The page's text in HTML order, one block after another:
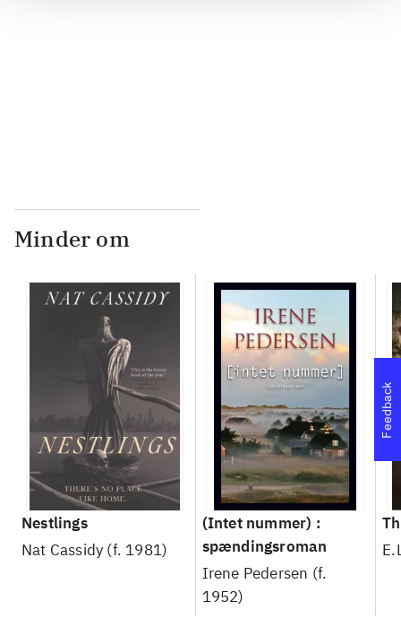
Minder om
Nestlings
Nat Cassidy (f. 1981)
(Intet nummer) :
spændingsroman
Irene Pedersen (f.
1952)
Feedback